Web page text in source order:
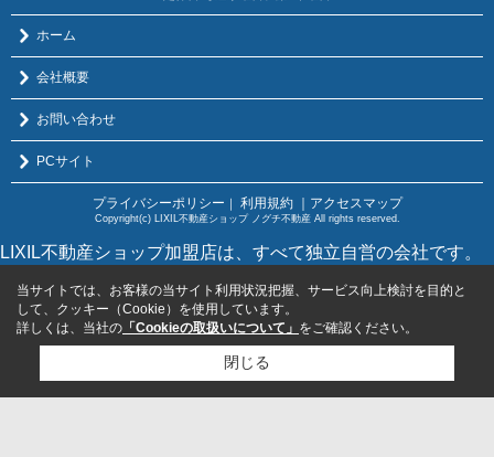
ホーム
会社概要
お問い合わせ
PCサイト
プライバシーポリシー ｜ 利用規約 ｜アクセスマップ
Copyright(c) LIXIL不動産ショップ ノグチ不動産 All rights reserved.
LIXIL不動産ショップ加盟店は、すべて独立自営の会社です。
当サイトでは、お客様の当サイト利用状況把握、サービス向上検討を目的と
して、クッキー（Cookie）を使用しています。
詳しくは、当社の 「Cookieの取扱いについて」 をご確認ください。
閉じる